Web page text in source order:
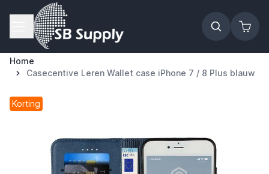
Ga naar de inhoud
Home
Casecentive Leren Wallet case iPhone 7 / 8 Plus blauw
Korting